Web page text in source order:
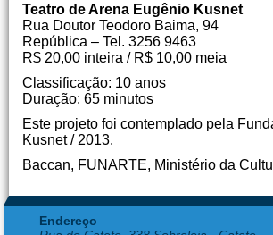
Teatro de Arena Eugênio Kusnet
Rua Doutor Teodoro Baima, 94
República – Tel. 3256 9463
R$ 20,00 inteira / R$ 10,00 meia
Classificação: 10 anos
Duração: 65 minutos
Este projeto foi contemplado pela
Kusnet / 2013.
Baccan, FUNARTE, Ministério da
Endereço